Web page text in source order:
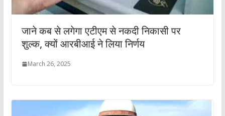
जाने कब से लगेगा एटीएम से नकदी निकासी पर
शुल्क, क्यों आरबीआई ने लिया निर्णय
March 26, 2025